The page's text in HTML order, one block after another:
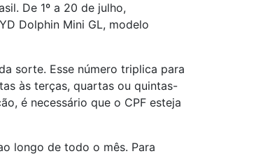
De 1º a 20 de julho,
Dolphin Mini GL, modelo
sorte. Esse número triplica para
às terças, quartas ou quintas-
é necessário que o CPF esteja
longo de todo o mês. Para